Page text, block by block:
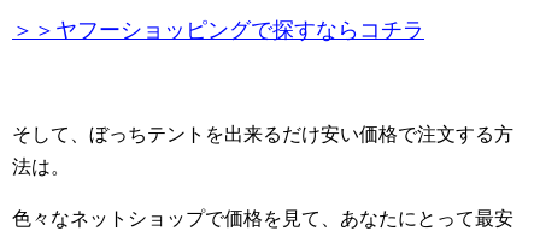
＞＞ヤフーショッピングで探すならコチラ
そして、ぼっちテントを出来るだけ安い価格で注文する方
法は。
色々なネットショップで価格を見て、あなたにとって最安